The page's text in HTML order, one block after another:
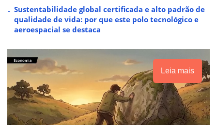
Sustentabilidade global certificada e alto padrão de
qualidade de vida: por que este polo tecnológico e
aeroespacial se destaca
Leia mais